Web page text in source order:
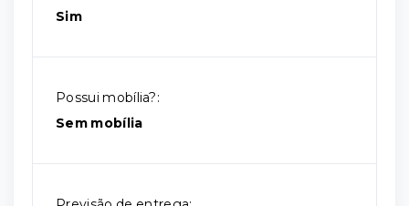
Sim
Possui mobília?:
Sem mobília